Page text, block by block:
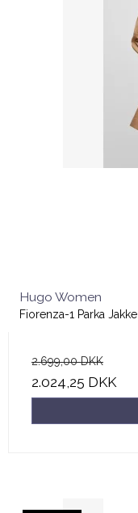
Hugo Women
Fiorenza-1 Parka Jakke
2.699,00 DKK
2.024,25 DKK